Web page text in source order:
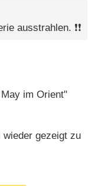
ausstrahlen. ❗❗
im Orient"
gezeigt zu